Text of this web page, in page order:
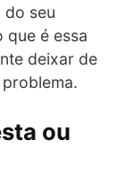
do seu
que é essa
deixar de
ou